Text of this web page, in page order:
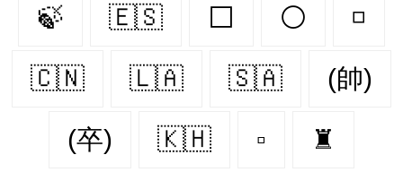
🍃 🇪🇸 ⬜ ⚪ ◽
🇨🇳 🇱🇦 🇸🇦 (帥)
(卒) 🇰🇭 ▫ ♜